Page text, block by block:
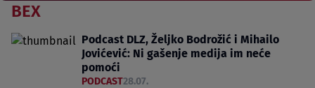
BEX
Podcast DLZ, Željko Bodrožić i Mihailo
Jovićević: Ni gašenje medija im neće
pomoći
PODCAST28.07.